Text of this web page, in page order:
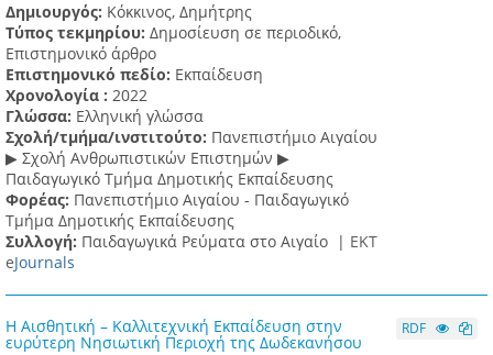
Δημιουργός: Κόκκινος, Δημήτρης
Τύπος τεκμηρίου: Δημοσίευση σε περιοδικό,
Επιστημονικό άρθρο
Επιστημονικό πεδίο: Εκπαίδευση
Χρονολογία : 2022
Γλώσσα: Ελληνική γλώσσα
Σχολή/τμήμα/ινστιτούτο: Πανεπιστήμιο Αιγαίου
▶ Σχολή Ανθρωπιστικών Επιστημών ▶
Παιδαγωγικό Τμήμα Δημοτικής Εκπαίδευσης
Φορέας: Πανεπιστήμιο Αιγαίου - Παιδαγωγικό
Τμήμα Δημοτικής Εκπαίδευσης
Συλλογή: Παιδαγωγικά Ρεύματα στο Αιγαίο | ΕΚΤ
eJournals
Η Αισθητική – Καλλιτεχνική Εκπαίδευση στην
ευρύτερη Νησιωτική Περιοχή της Δωδεκανήσου
RDF